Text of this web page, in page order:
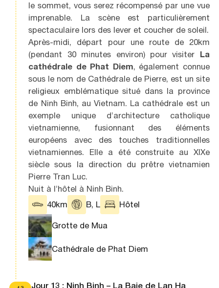
le sommet, vous serez récompensé par une vue
imprenable. La scène est particulièrement
spectaculaire lors des lever et coucher de soleil.
Après-midi, départ pour une route de 20km
(pendant 30 minutes environ) pour visiter La
cathédrale de Phat Diem, également connue
sous le nom de Cathédrale de Pierre, est un site
religieux emblématique situé dans la province
de Ninh Binh, au Vietnam. La cathédrale est un
exemple unique d’architecture catholique
vietnamienne, fusionnant des éléments
européens avec des touches traditionnelles
vietnamiennes. Elle a été construite au XIXe
siècle sous la direction du prêtre vietnamien
Pierre Tran Luc.
Nuit à l’hôtel à Ninh Binh.
40km
B, L Hôtel
Grotte de Mua
Cathédrale de Phat Diem
Jour 13 : Ninh Binh – La Baie de Lan Ha